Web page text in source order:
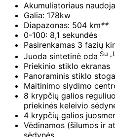
Akumuliatoriaus
Galia: 178kw
Diapazonas: 504 km**
0-100: 8,1 sekundės
Pasirenkamas 3 fazių
Juoda sintetinė oda Su
Priekinio stiklo ekranas
Panoraminis stiklo
Maitinimo slydimo
8 krypčių galios
priekinės keleivio
4 krypčių galios
Vėdinamos (šilumos ir